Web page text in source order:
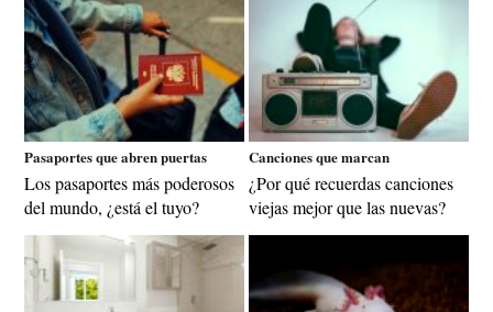
Pasaportes que abren puertas
Los pasaportes más poderosos
del mundo, ¿está el tuyo?
Canciones que marcan
¿Por qué recuerdas canciones
viejas mejor que las nuevas?